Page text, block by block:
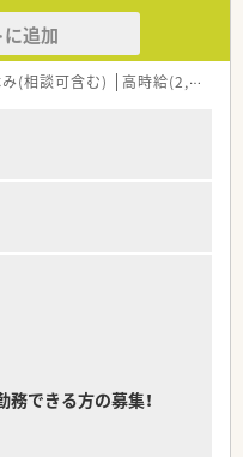
追加
(相談可含む) 高時給(2,500円以上)
できる方の募集！